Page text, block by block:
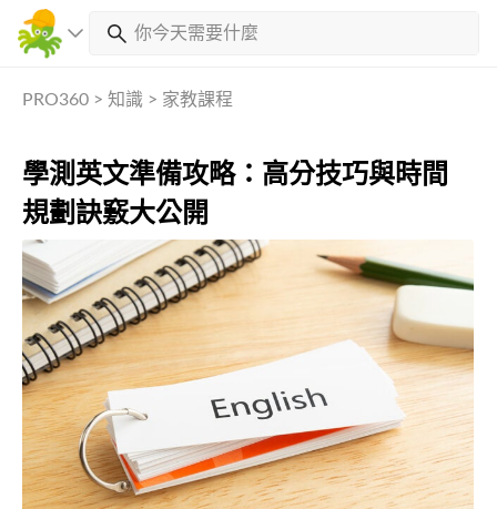
PRO360 > 知識 > 家教課程
學測英文準備攻略：高分技巧與時間
規劃訣竅大公開